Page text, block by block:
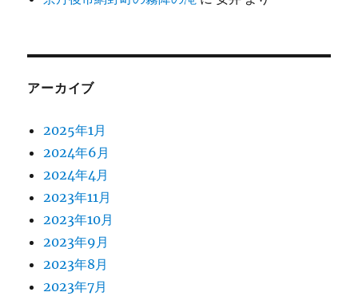
アーカイブ
2025年1月
2024年6月
2024年4月
2023年11月
2023年10月
2023年9月
2023年8月
2023年7月